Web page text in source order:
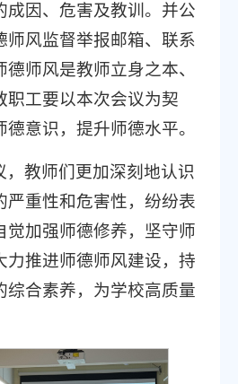
成因、危害及教训。并公
师风监督举报邮箱、联系
师风是教师立身之本、
职工要以本次会议为契
意识，提升师德水平。
，教师们更加深刻地认识
严重性和危害性，纷纷表
觉加强师德修养，坚守师
力推进师德师风建设，持
综合素养，为学校高质量